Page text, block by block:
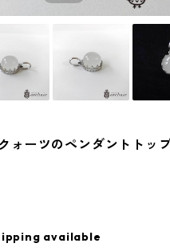
ォーツのペンダントトッ
available